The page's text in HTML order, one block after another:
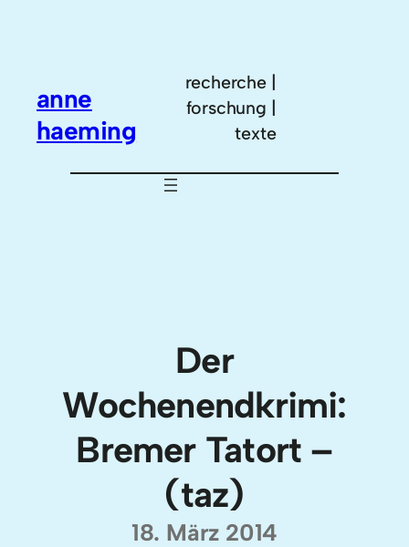
anne
haeming
recherche |
forschung |
texte
Der
Wochenendkrimi:
Bremer Tatort –
(taz)
18. März 2014